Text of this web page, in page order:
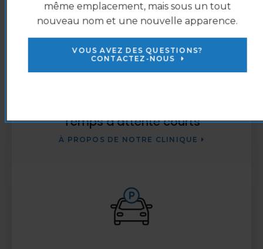
Temps d'attente courts
À PROPOS DE NOTRE CLINIQUE
même emplacement, mais sous un tout
nouveau nom et une nouvelle apparence.
VOUS AVEZ DES QUESTIONS?
CONTACTEZ-NOUS